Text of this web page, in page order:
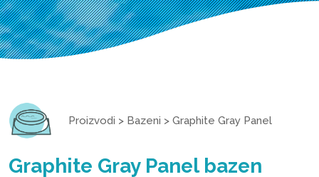
Proizvodi > Bazeni > Graphite Gray Panel
Graphite Gray Panel bazen